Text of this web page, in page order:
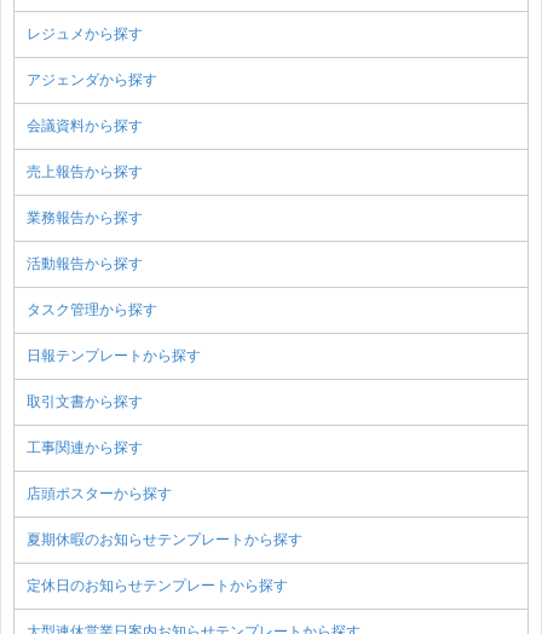
レジュメから探す
アジェンダから探す
会議資料から探す
売上報告から探す
業務報告から探す
活動報告から探す
タスク管理から探す
日報テンプレートから探す
取引文書から探す
工事関連から探す
店頭ポスターから探す
夏期休暇のお知らせテンプレートから探す
定休日のお知らせテンプレートから探す